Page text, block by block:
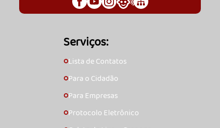
Serviços:
🞇Lista de Contatos
🞇Para o Cidadão
🞇Para Empresas
🞇Protocolo Eletrônico